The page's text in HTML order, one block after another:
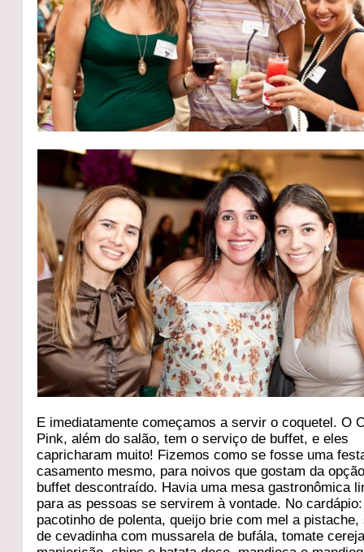
E imediatamente começamos a servir o coquetel. O
Pink, além do salão, tem o serviço de buffet, e eles
capricharam muito! Fizemos como se fosse uma
casamento mesmo, para noivos que gostam da
buffet descontraído. Havia uma mesa gastronômica
para as pessoas se servirem à vontade. No cardápio:
pacotinho de polenta, queijo brie com mel a pistache,
de cevadinha com mussarela de bufála, tomate